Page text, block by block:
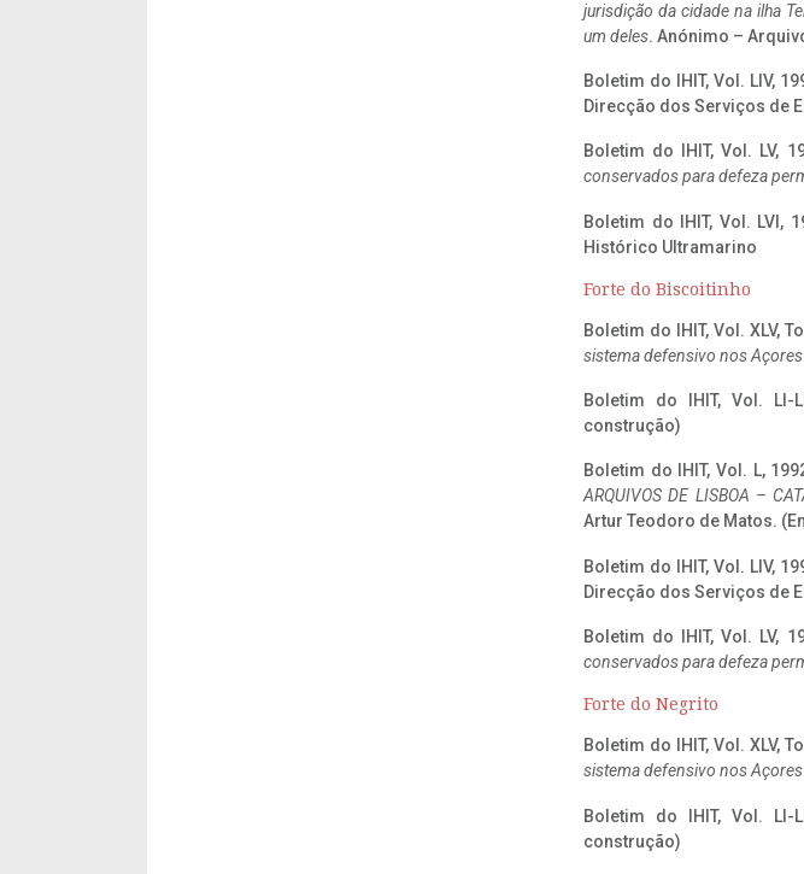
jurisdição da cidade na ilha
um deles. Anónimo –
Boletim do IHIT, Vol. LIV,
Direcção dos Serviços de
Boletim do IHIT, Vol. LV,
conservados para defeza
Boletim do IHIT, Vol. LVI,
Histórico Ultramarino
Forte do Biscoitinho
Boletim do IHIT, Vol. XLV,
sistema defensivo nos
Boletim do IHIT, Vol. LI-
construção)
Boletim do IHIT, Vol. L,
ARQUIVOS DE LISBOA –
Artur Teodoro de Matos.
Boletim do IHIT, Vol. LIV,
Direcção dos Serviços de
Boletim do IHIT, Vol. LV,
conservados para defeza
Forte do Negrito
Boletim do IHIT, Vol. XLV,
sistema defensivo nos
Boletim do IHIT, Vol. LI-
construção)